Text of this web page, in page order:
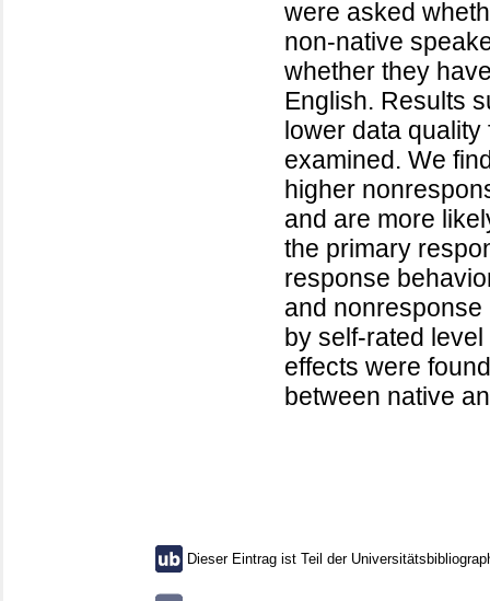
were asked
non-native
whether they
English. Results
lower data
examined. We
higher
and are more
the primary
response
and
by self-rated
effects were
between native
Dieser Eintrag ist Teil der